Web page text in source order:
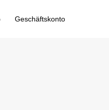
Geschäftskonto